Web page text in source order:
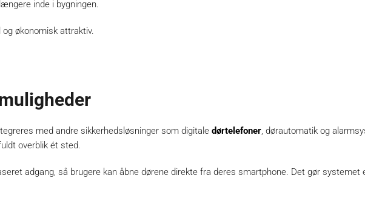
inde i bygningen.
økonomisk attraktiv.
med andre sikkerhedsløsninger som digitale dørtelefoner, dørautomatik og
overblik ét sted.
adgang, så brugere kan åbne dørene direkte fra deres smartphone. Det gør